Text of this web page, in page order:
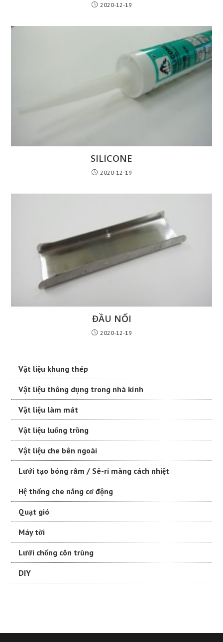
2020-12-19
SILICONE
2020-12-19
ĐẦU NỐI
2020-12-19
Vật liệu khung thép
Vật liệu thông dụng trong nhà kính
Vật liệu làm mát
Vật liệu luống trồng
Vật liệu che bên ngoài
Lưới tạo bóng râm / Sê-ri màng cách nhiệt
Hệ thống che nắng cơ động
Quạt gió
Máy tời
Lưới chống côn trùng
DIY